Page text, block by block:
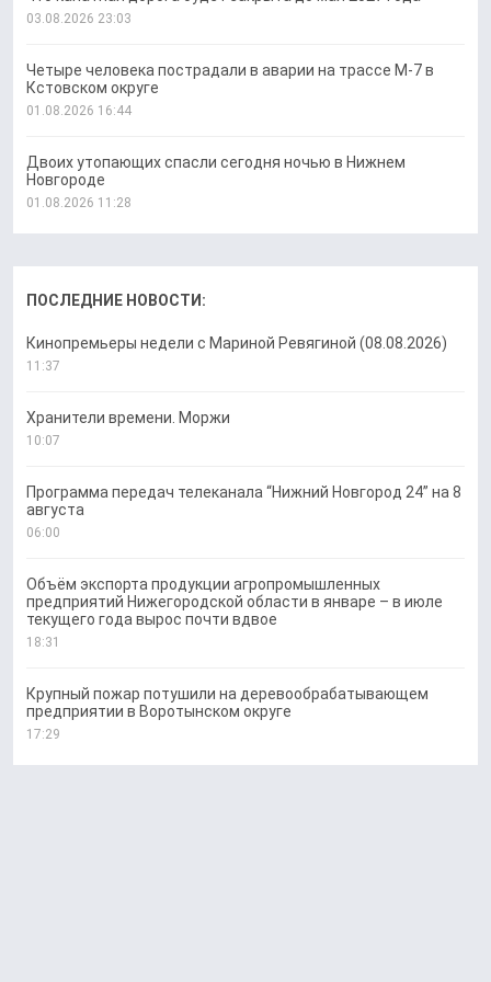
03.08.2026 23:03
Четыре человека пострадали в аварии на трассе М-7 в
Кстовском округе
01.08.2026 16:44
Двоих утопающих спасли сегодня ночью в Нижнем
Новгороде
01.08.2026 11:28
ПОСЛЕДНИЕ НОВОСТИ:
Кинопремьеры недели с Мариной Ревягиной (08.08.2026)
11:37
Хранители времени. Моржи
10:07
Программа передач телеканала “Нижний Новгород 24” на 8
августа
06:00
Объём экспорта продукции агропромышленных
предприятий Нижегородской области в январе – в июле
текущего года вырос почти вдвое
18:31
Крупный пожар потушили на деревообрабатывающем
предприятии в Воротынском округе
17:29